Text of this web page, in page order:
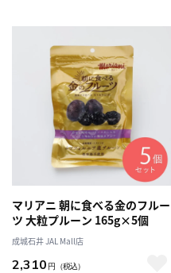
マリアニ 朝に食べる金のフルー
ツ 大粒プルーン 165g×5個
成城石井 JAL Mall店
2,310 円 （税込）